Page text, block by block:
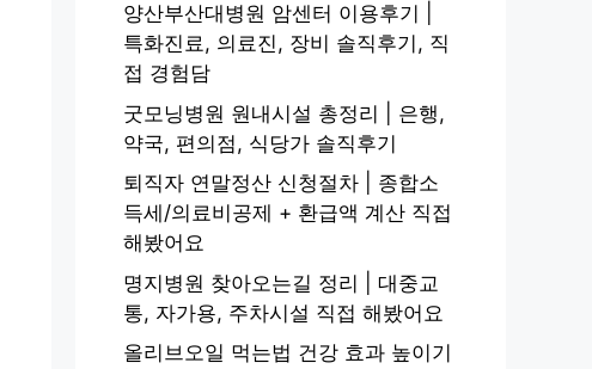
양산부산대병원 암센터 이용후기 |
특화진료, 의료진, 장비 솔직후기, 직
접 경험담
굿모닝병원 원내시설 총정리 | 은행,
약국, 편의점, 식당가 솔직후기
퇴직자 연말정산 신청절차 | 종합소
득세/의료비공제 + 환급액 계산 직접
해봤어요
명지병원 찾아오는길 정리 | 대중교
통, 자가용, 주차시설 직접 해봤어요
올리브오일 먹는법 건강 효과 높이기